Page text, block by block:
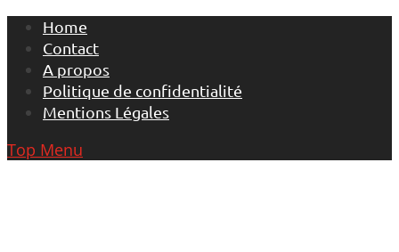
Skip
content
Home
Contact
A propos
Politique de confidentialité
Mentions Légales
Top Menu